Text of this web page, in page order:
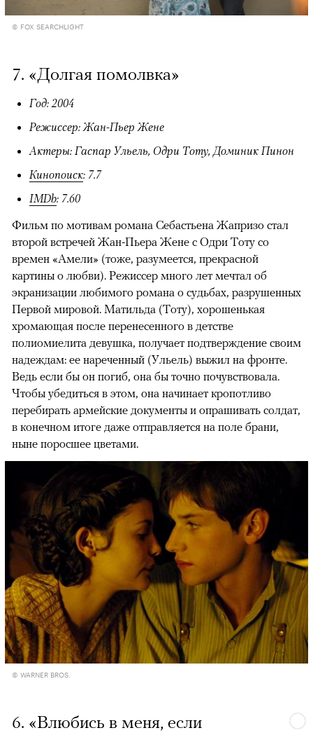
© FOX SEARCHLIGHT
7. «Долгая помолвка»
Год: 2004
Режиссер: Жан-Пьер Жене
Актеры: Гаспар Ульель, Одри Тоту, Доминик Пинон
Кинопоиск: 7.7
IMDb: 7.60
Фильм по мотивам романа Себастьена Жапризо стал
второй встречей Жан-Пьера Жене с Одри Тоту со
времен «Амели» (тоже, разумеется, прекрасной
картины о любви). Режиссер много лет мечтал об
экранизации любимого романа о судьбах, разрушенных
Первой мировой. Матильда (Тоту), хорошенькая
хромающая после перенесенного в детстве
полиомиелита девушка, получает подтверждение своим
надеждам: ее нареченный (Ульель) выжил на фронте.
Ведь если бы он погиб, она бы точно почувствовала.
Чтобы убедиться в этом, она начинает кропотливо
перебирать армейские документы и опрашивать солдат,
в конечном итоге даже отправляется на поле брани,
ныне поросшее цветами.
© WARNER BROS.
6. «Влюбись в меня, если